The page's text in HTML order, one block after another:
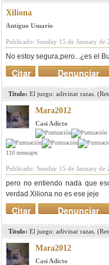
Xiliona
Antiguo Usuario
Publicado: Sunday 15 de January de
No estoy segura,pero...¿es el
Denunciar
mensaje
Citar
Titulo: El juego: adivinar razas.
Mara2012
Casi Adicto
110 mensajes
Publicado: Sunday 15 de January de
pero no entiendo nada que
verdad.Xiliona no es ese jeje
Denunciar
mensaje
Citar
Titulo: El juego: adivinar razas.
Mara2012
Casi Adicto